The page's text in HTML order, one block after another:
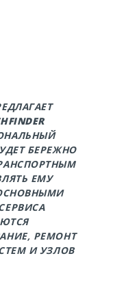
БЕРЕЖНО
ЕМУ
РЕМОНТ
И УЗЛОВ